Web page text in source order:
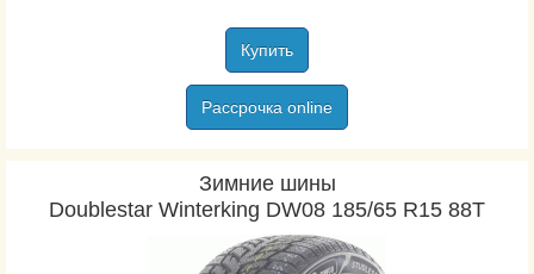
Купить
Рассрочка online
Зимние шины
Doublestar Winterking DW08 185/65 R15 88T